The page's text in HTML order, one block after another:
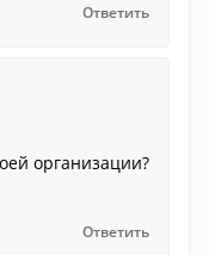
Ответить
организации?
Ответить